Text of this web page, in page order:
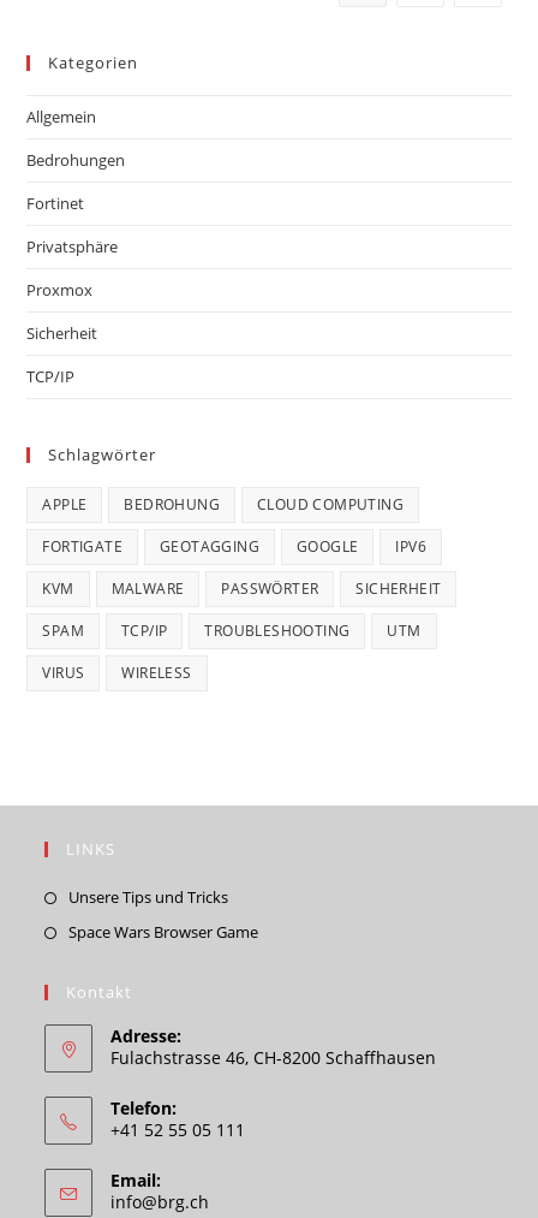
Kategorien
Allgemein
Bedrohungen
Fortinet
Privatsphäre
Proxmox
Sicherheit
TCP/IP
Schlagwörter
APPLE BEDROHUNG CLOUD COMPUTING
FORTIGATE GEOTAGGING GOOGLE IPV6
KVM MALWARE PASSWÖRTER SICHERHEIT
SPAM TCP/IP TROUBLESHOOTING UTM
VIRUS WIRELESS
LINKS
Unsere Tips und TricksOpens
in
Space Wars Browser GameOpens
tab
Kontakt
Adresse:
Fulachstrasse 46, CH-8200 Schaffhausen
Telefon:
+41 52 55 05 111
Email:
info@brg.ch